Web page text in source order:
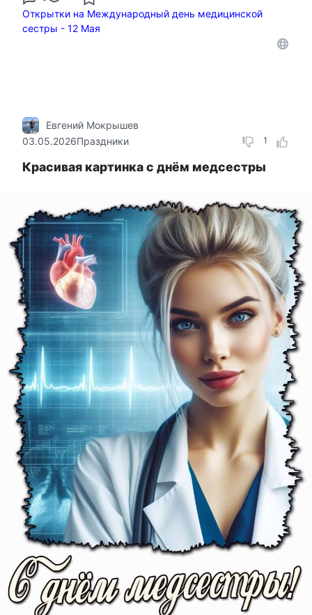
Открытки на Международный день медицинской
сестры - 12 Мая
1
Евгений Мокрышев
03.05.2026Праздники
Красивая картинка с днём медсестры